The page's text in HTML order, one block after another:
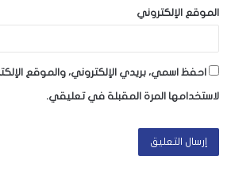
الموقع الإلكتروني
احفظ اسمي، بريدي الإلكتروني، والموقع
لاستخدامها المرة المقبلة في تعليقي.